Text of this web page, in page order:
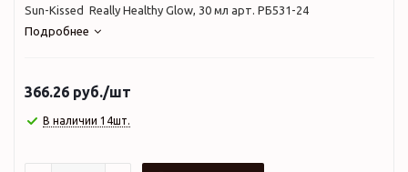
Sun-Kissed Really Healthy Glow, 30 мл арт. РБ531-24
Подробнее
366.26 руб./шт
В наличии 14шт.